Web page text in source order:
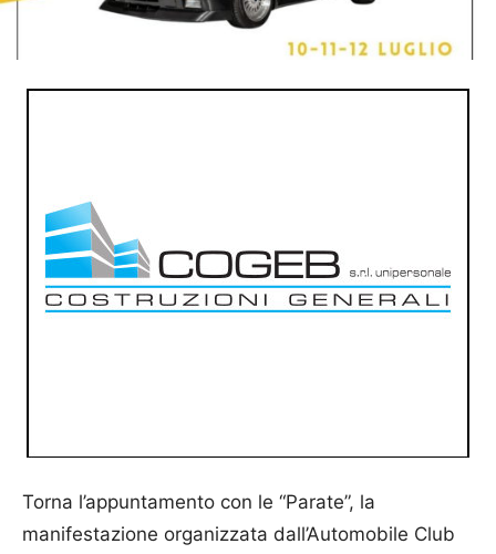
Torna l’appuntamento con le “Parate”, la
manifestazione organizzata dall’Automobile Club